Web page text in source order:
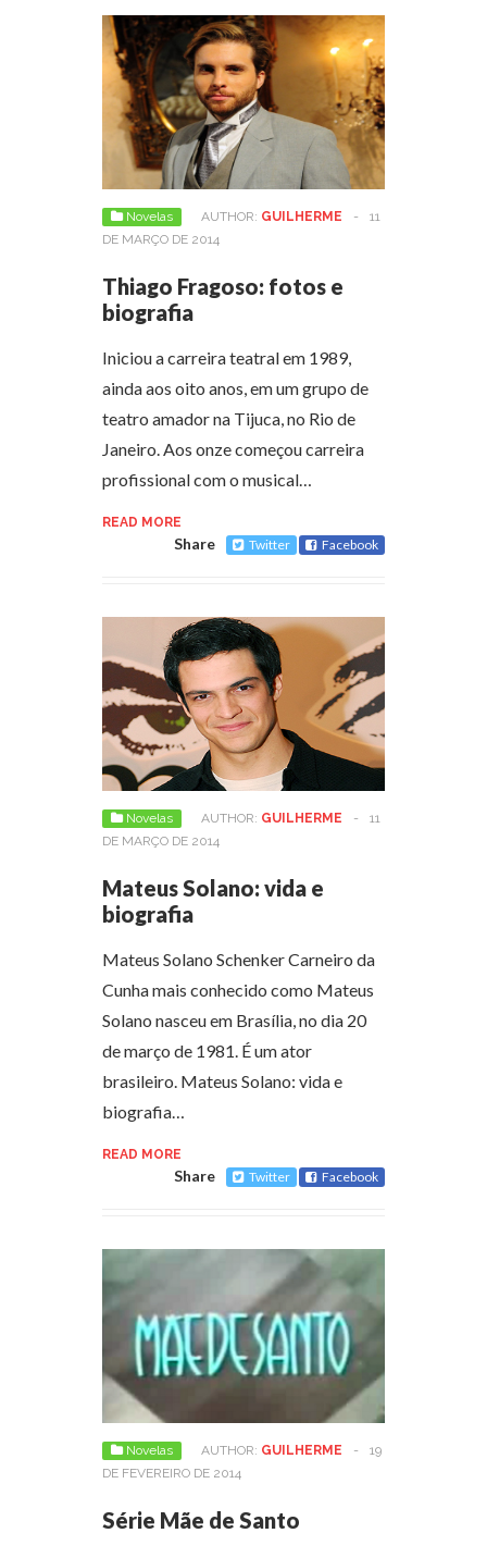
Novelas AUTHOR: GUILHERME -
11
DE MARÇO DE 2014
Thiago Fragoso: fotos e
biografia
Iniciou a carreira teatral em 1989,
ainda aos oito anos, em um grupo de
teatro amador na Tijuca, no Rio de
Janeiro. Aos onze começou carreira
profissional com o musical…
READ MORE
Share Twitter Facebook
Novelas AUTHOR: GUILHERME -
11
DE MARÇO DE 2014
Mateus Solano: vida e
biografia
Mateus Solano Schenker Carneiro da
Cunha mais conhecido como Mateus
Solano nasceu em Brasília, no dia 20
de março de 1981. É um ator
brasileiro. Mateus Solano: vida e
biografia…
READ MORE
Share Twitter Facebook
Novelas AUTHOR: GUILHERME -
19
DE FEVEREIRO DE 2014
Série Mãe de Santo